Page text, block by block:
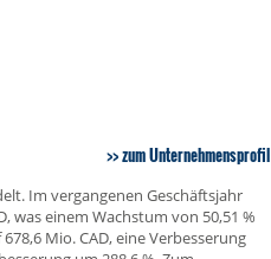
zum Unternehmensprofil
Im vergangenen Geschäftsjahr
was einem Wachstum von 50,51 %
Mio. CAD, eine Verbesserung